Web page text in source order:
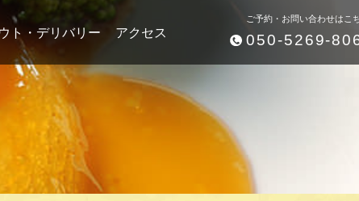
ト・デリバリー アクセス
ご予約・お問い合わせはこ
050-5269-